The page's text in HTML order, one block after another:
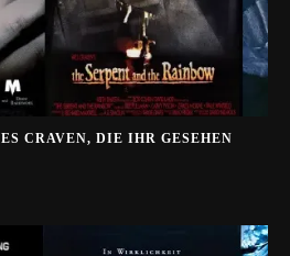
CRAVEN, DIE IHR GESEHEN